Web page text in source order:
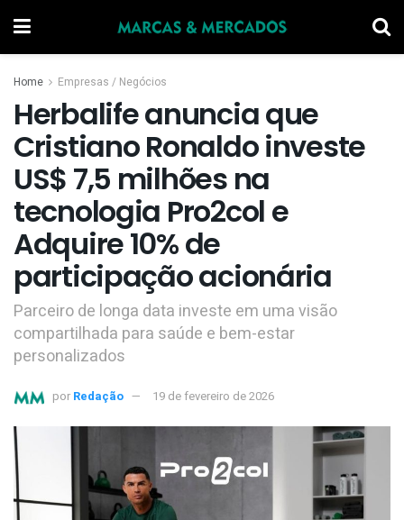
Home Empresas / Negócios
Herbalife anuncia que
Cristiano Ronaldo investe
US$ 7,5 milhões na
tecnologia Pro2col e
Adquire 10% de
participação acionária
Parceiro de longa data investe em uma visão
compartilhada para saúde e bem-estar
personalizados
por Redação 19 de fevereiro de 2026